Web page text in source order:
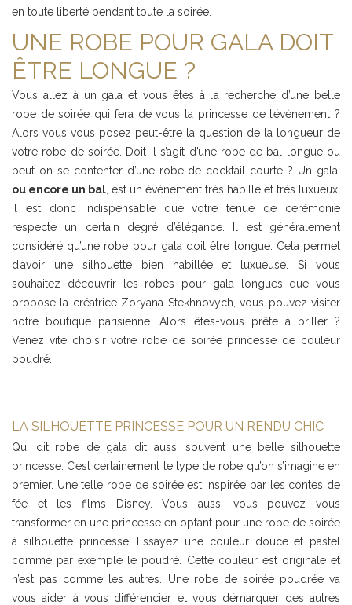
en toute liberté pendant toute la soirée.
UNE ROBE POUR GALA DOIT
ÊTRE LONGUE ?
Vous allez à un gala et vous êtes à la recherche d’une belle
robe de soirée qui fera de vous la princesse de l’évènement ?
Alors vous vous posez peut-être la question de la longueur de
votre robe de soirée. Doit-il s’agit d’une robe de bal longue ou
peut-on se contenter d’une robe de cocktail courte ? Un gala,
ou encore un bal , est un évènement très habillé et très luxueux.
Il est donc indispensable que votre tenue de cérémonie
respecte un certain degré d’élégance. Il est généralement
considéré qu’une robe pour gala doit être longue. Cela permet
d’avoir une silhouette bien habillée et luxueuse. Si vous
souhaitez découvrir les robes pour gala longues que vous
propose la créatrice Zoryana Stekhnovych, vous pouvez visiter
notre boutique parisienne. Alors êtes-vous prête à briller ?
Venez vite choisir votre robe de soirée princesse de couleur
poudré.
LA SILHOUETTE PRINCESSE POUR UN RENDU CHIC
Qui dit robe de gala dit aussi souvent une belle silhouette
princesse. C’est certainement le type de robe qu’on s’imagine en
premier. Une telle robe de soirée est inspirée par les contes de
fée et les films Disney. Vous aussi vous pouvez vous
transformer en une princesse en optant pour une robe de soirée
à silhouette princesse. Essayez une couleur douce et pastel
comme par exemple le poudré. Cette couleur est originale et
n’est pas comme les autres. Une robe de soirée poudrée va
vous aider à vous différencier et vous démarquer des autres